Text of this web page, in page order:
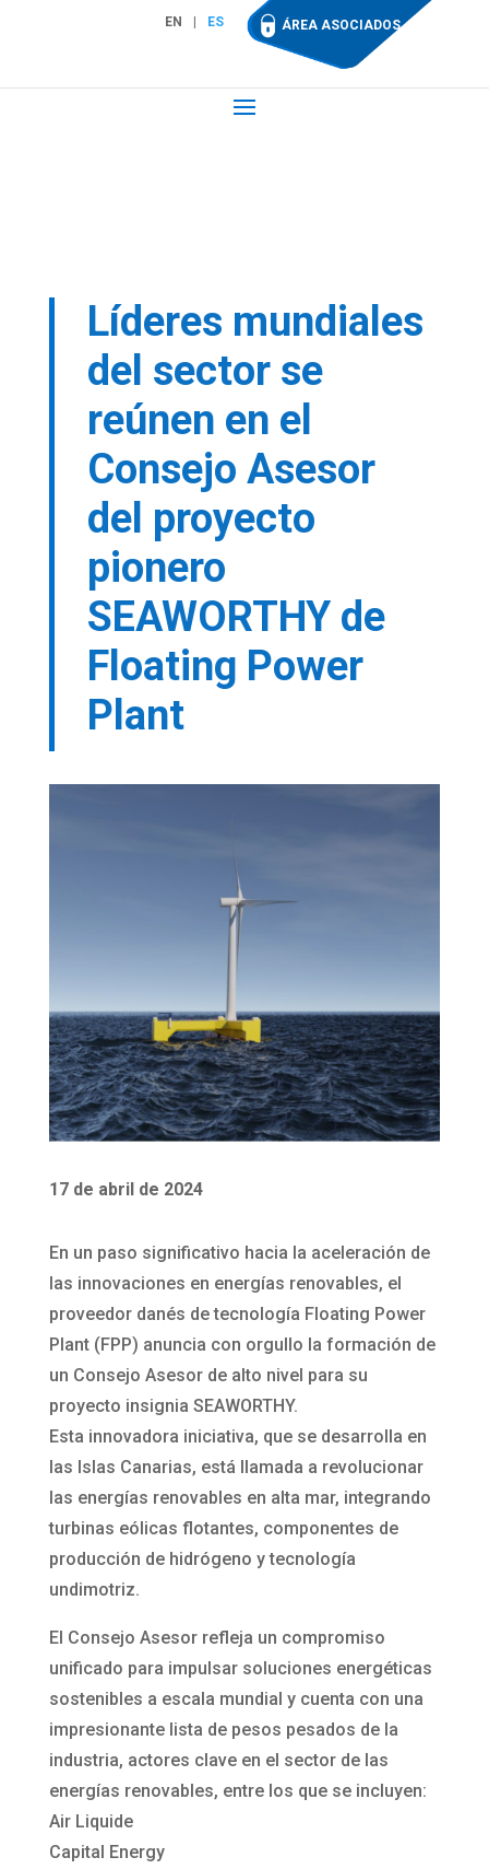
EN ES ÁREA ASOCIADOS
Líderes mundiales
del sector se
reúnen en el
Consejo Asesor
del proyecto
pionero
SEAWORTHY de
Floating Power
Plant
17 de abril de 2024
En un paso significativo hacia la aceleración de
las innovaciones en energías renovables, el
proveedor danés de tecnología Floating Power
Plant (FPP) anuncia con orgullo la formación de
un Consejo Asesor de alto nivel para su
proyecto insignia SEAWORTHY.
Esta innovadora iniciativa, que se desarrolla en
las Islas Canarias, está llamada a revolucionar
las energías renovables en alta mar, integrando
turbinas eólicas flotantes, componentes de
producción de hidrógeno y tecnología
undimotriz.
El Consejo Asesor refleja un compromiso
unificado para impulsar soluciones energéticas
sostenibles a escala mundial y cuenta con una
impresionante lista de pesos pesados de la
industria, actores clave en el sector de las
energías renovables, entre los que se incluyen:
Air Liquide
Capital Energy